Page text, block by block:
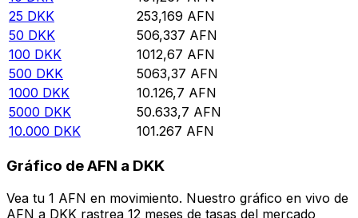
25 DKK 253,169 AFN
50 DKK 506,337 AFN
100 DKK 1012,67 AFN
500 DKK 5063,37 AFN
1000 DKK 10.126,7 AFN
5000 DKK 50.633,7 AFN
10.000 DKK 101.267 AFN
Gráfico de AFN a DKK
Vea tu 1 AFN en movimiento. Nuestro gráfico en vivo de
AFN a DKK rastrea 12 meses de tasas del mercado